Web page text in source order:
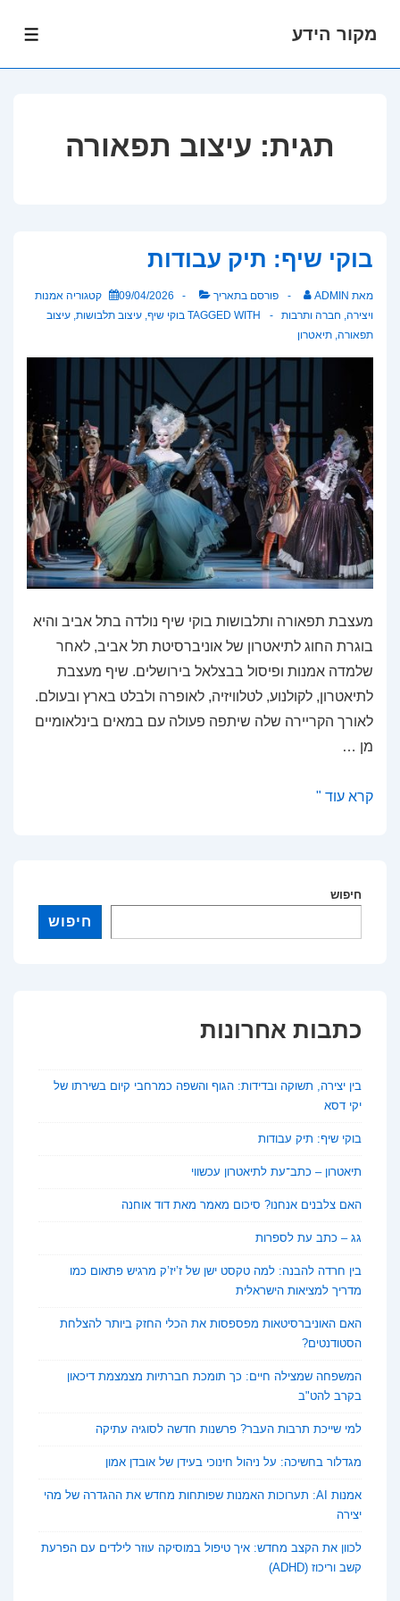
מקור הידע
תגית: עיצוב תפאורה
בוקי שיף: תיק עבודות
מאת ADMIN פורסם בתאריך 09/04/2026 קטגוריה אמנות
ויצירה, חברה ותרבות TAGGED WITH בוקי שיף, עיצוב תלבושות, עיצוב
תפאורה, תיאטרון
מעצבת תפאורה ותלבושות בוקי שיף נולדה בתל אביב והיא
בוגרת החוג לתיאטרון של אוניברסיטת תל אביב, לאחר
שלמדה אמנות ופיסול בבצלאל בירושלים. שיף מעצבת
לתיאטרון, לקולנוע, לטלוויזיה, לאופרה ולבלט בארץ ובעולם.
לאורך הקריירה שלה שיתפה פעולה עם במאים בינלאומיים
מן …
בוקי
קרא עוד "
חיפוש
חיפוש
כתבות אחרונות
בין יצירה, תשוקה ובדידות: הגוף והשפה כמרחבי קיום בשירתו של
יקי דסא
בוקי שיף: תיק עבודות
תיאטרון – כתב־עת לתיאטרון עכשווי
האם צלבנים אנחנו? סיכום מאמר מאת דוד אוחנה
גג – כתב עת לספרות
בין חרדה להבנה: למה טקסט ישן של ז’יז’ק מרגיש פתאום כמו
מדריך למציאות הישראלית
האם האוניברסיטאות מפספסות את הכלי החזק ביותר להצלחת
הסטודנטים?
המשפחה שמצילה חיים: כך תומכת חברתיות מצמצמת דיכאון
בקרב להט"ב
למי שייכת תרבות העבר? פרשנות חדשה לסוגיה עתיקה
מגדלור בחשיכה: על ניהול חינוכי בעידן של אובדן אמון
אמנות AI: תערוכות האמנות שפותחות מחדש את ההגדרה של מהי
יצירה
לכוון את הקצב מחדש: איך טיפול במוסיקה עוזר לילדים עם הפרעת
קשב וריכוז (ADHD)